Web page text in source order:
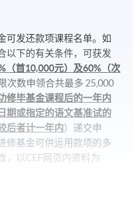
可发还款项课程名单。如
以下的有关条件，可获发
（首10,000元）及60%（次
次数申领合共最多 25,000
修毕基金课程后的一年内
期或指定的语文基准试的
后者计一年内）递交申
修基金可供运用款项的多
，以CEF网页内资料为